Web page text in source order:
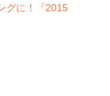
グに！『2015